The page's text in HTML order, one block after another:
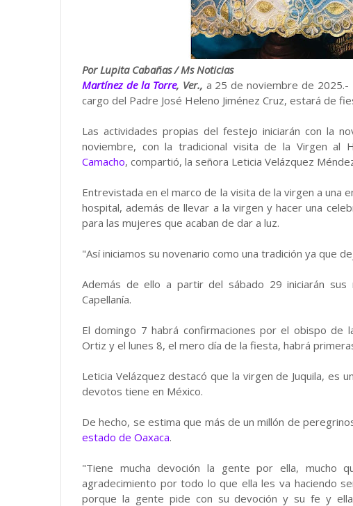
Por Lupita Cabañas / Ms Noticias
Martínez de la Torre, Ver., a 25 de noviembre de 2025.-
cargo del Padre José Heleno Jiménez Cruz, estará de
Las actividades propias del festejo iniciarán con la
noviembre, con la tradicional visita de la Virgen al
Camacho, compartió, la señora Leticia Velázquez
Entrevistada en el marco de la visita de la virgen a una
hospital, además de llevar a la virgen y hacer una
para las mujeres que acaban de dar a luz.
"Así iniciamos su novenario como una tradición ya que
Además de ello a partir del sábado 29 iniciarán
Capellanía.
El domingo 7 habrá confirmaciones por el obispo de
Ortiz y el lunes 8, el mero día de la fiesta, habrá
Leticia Velázquez destacó que la virgen de Juquila, es
devotos tiene en México.
De hecho, se estima que más de un millón de
estado de Oaxaca.
"Tiene mucha devoción la gente por ella, mucho
agradecimiento por todo lo que ella les va haciendo
porque la gente pide con su devoción y su fe y